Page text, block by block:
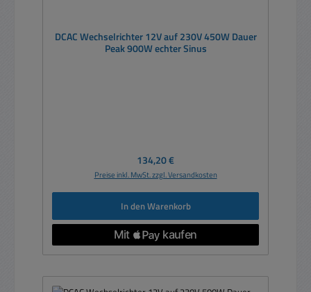
DCAC Wechselrichter 12V auf 230V 450W Dauer
Peak 900W echter Sinus
Regulärer Preis:
134,20 €
Preise inkl. MwSt. zzgl. Versandkosten
In den Warenkorb